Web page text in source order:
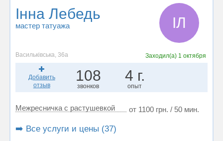
Інна Лебедь
мастер татуажа ІЛ
Васильківська, 36а Заходил(а) 1 октября
Добавить
отзыв
108
звонков
4 г.
опыт
Межресничка с растушевкой от 1100 грн. / 50 мин.
➡️ Все услуги и цены (37)